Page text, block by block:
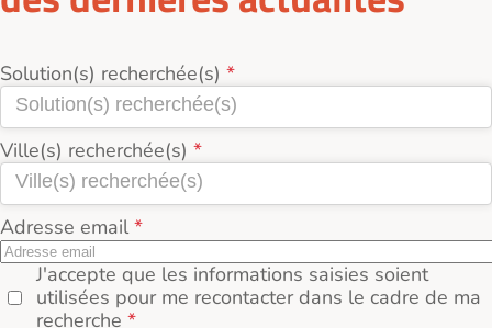
Solution(s) recherchée(s)
Ville(s) recherchée(s)
Adresse email
J'accepte que les informations saisies soient
utilisées pour me recontacter dans le cadre de ma
recherche